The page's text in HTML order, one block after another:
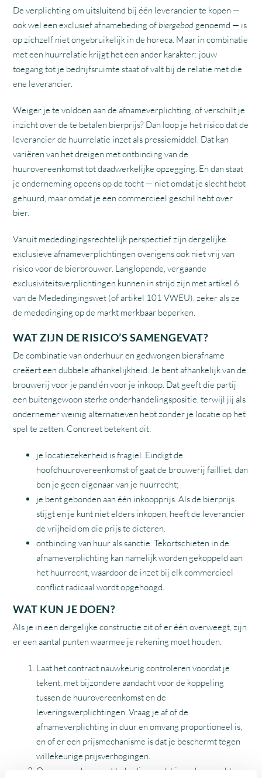
De verplichting om uitsluitend bij één leverancier te kopen —
ook wel een exclusief afnamebeding ofbiergebod genoemd — is
op zichzelf niet ongebruikelijk in de horeca. Maar in combinatie
met een huurrelatie krijgt het een ander karakter: jouw
toegang tot je bedrijfsruimte staat of valt bij de relatie met die
ene leverancier.
Weiger je te voldoen aan de afnameverplichting, of verschilt je
inzicht over de te betalen bierprijs? Dan loop je het risico dat de
leverancier de huurrelatie inzet als pressiemiddel. Dat kan
variëren van het dreigen met ontbinding van de
huurovereenkomst tot daadwerkelijke opzegging. En dan staat
je onderneming opeens op de tocht — niet omdat je slecht hebt
gehuurd, maar omdat je een commercieel geschil hebt over
bier.
Vanuit mededingingsrechtelijk perspectief zijn dergelijke
exclusieve afnameverplichtingen overigens ook niet vrij van
risico voor de bierbrouwer. Langlopende, vergaande
exclusiviteitsverplichtingen kunnen in strijd zijn met artikel 6
van de Mededingingswet (of artikel 101 VWEU), zeker als ze
de mededinging op de markt merkbaar beperken.
WAT ZIJN DE RISICO’S SAMENGEVAT?
De combinatie van onderhuur en gedwongen bierafname
creëert een dubbele afhankelijkheid. Je bent afhankelijk van de
brouwerij voor je pand én voor je inkoop. Dat geeft die partij
een buitengewoon sterke onderhandelingspositie, terwijl jij als
ondernemer weinig alternatieven hebt zonder je locatie op het
spel te zetten. Concreet betekent dit:
je locatiezekerheid is fragiel. Eindigt de
hoofdhuurovereenkomst of gaat de brouwerij failliet, dan
ben je geen eigenaar van je huurrecht;
je bent gebonden aan één inkoopprijs. Als de bierprijs
stijgt en je kunt niet elders inkopen, heeft de leverancier
de vrijheid om die prijs te dicteren.
ontbinding van huur als sanctie. Tekortschieten in de
afnameverplichting kan namelijk worden gekoppeld aan
het huurrecht, waardoor de inzet bij elk commercieel
conflict radicaal wordt opgehoogd.
WAT KUN JE DOEN?
Als je in een dergelijke constructie zit of er één overweegt, zijn
er een aantal punten waarmee je rekening moet houden.
Laat het contract nauwkeurig controleren voordat je
tekent, met bijzondere aandacht voor de koppeling
tussen de huurovereenkomst en de
leveringsverplichtingen. Vraag je af of de
afnameverplichting in duur en omvang proportioneel is,
en of er een prijsmechanisme is dat je beschermt tegen
willekeurige prijsverhogingen.
Overweeg daarnaast te bedingen dat jouw huurrecht